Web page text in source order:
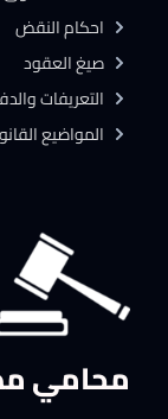
محامي
احكام النقض
صيغ العقود
التعريفات
المواضيع